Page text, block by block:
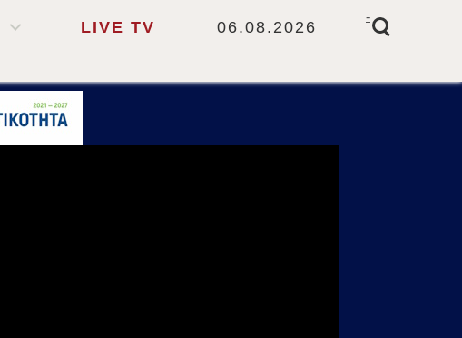
LIVE TV 06.08.2026
-